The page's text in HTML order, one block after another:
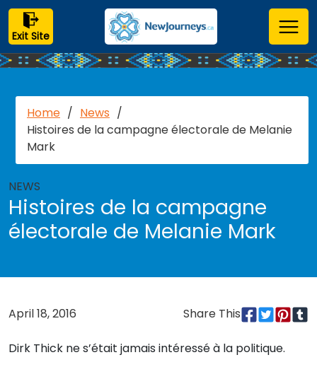
Exit Site
NEWS
Home / News /
Histoires de la campagne électorale de Melanie
Mark
Histoires de la campagne
électorale de Melanie Mark
April 18, 2016 Share This
Dirk Thick ne s’était jamais intéressé à la politique.